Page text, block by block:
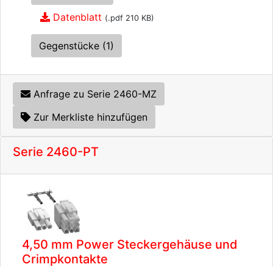
Datenblatt (.pdf 210 KB)
Gegenstücke (1)
Anfrage zu Serie 2460-MZ
Zur Merkliste hinzufügen
Serie 2460-PT
4,50 mm Power Steckergehäuse und
Crimpkontakte